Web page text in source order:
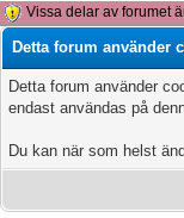
Vissa delar av forumet
Detta forum använder
Detta forum använder
endast användas på
Du kan när som helst